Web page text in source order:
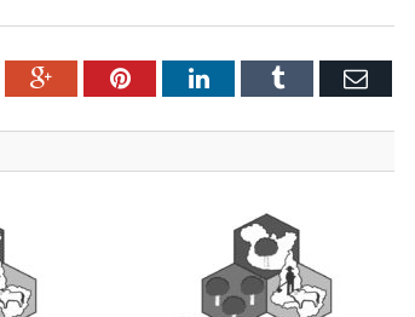
Google+PinterestLinkedInTumblr Email